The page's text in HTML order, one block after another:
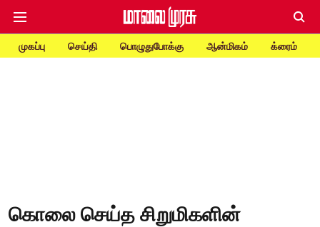
முகப்பு செய்தி பொழுதுபோக்கு ஆன்மிகம் க்ரைம்
கொலை செய்த சிறுமிகளின்